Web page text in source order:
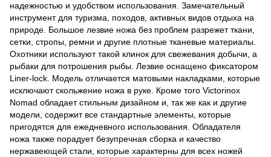
надежностью и удобством использования. Замечательный
инструмент для туризма, походов, активных видов отдыха на
природе. Большое лезвие ножа без проблем разрежет ткани,
сетки, стропы, ремни и другие плотные тканевые материалы.
Охотники используют такой клинок для свежевания добычи, а
рыбаки для потрошения рыбы. Лезвие оснащено фиксатором
Liner-lock. Модель отличается матовыми накладками, которые
исключают скольжение ножа в руке. Кроме того Victorinox
Nomad обладает стильным дизайном и, так же как и другие
модели, содержит все стандартные элементы, которые
пригодятся для ежедневного использования. Обладателя
ножа также порадует безупречная сборка и качество
нержавеющей стали, которые характерны для всех ножей